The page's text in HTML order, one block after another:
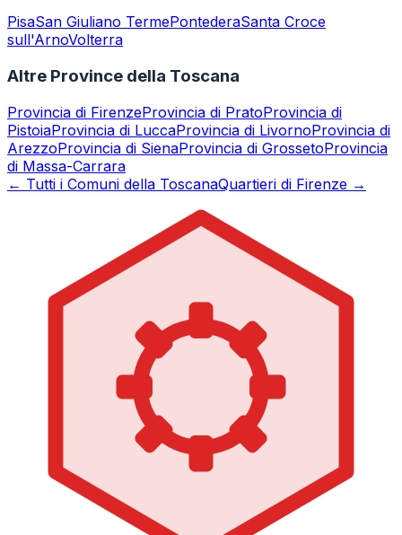
PisaSan Giuliano TermePontederaSanta Croce
sull'ArnoVolterra
Altre Province della Toscana
Provincia di FirenzeProvincia di PratoProvincia di
PistoiaProvincia di LuccaProvincia di LivornoProvincia di
ArezzoProvincia di SienaProvincia di GrossetoProvincia
di Massa-Carrara
← Tutti i Comuni della ToscanaQuartieri di Firenze →